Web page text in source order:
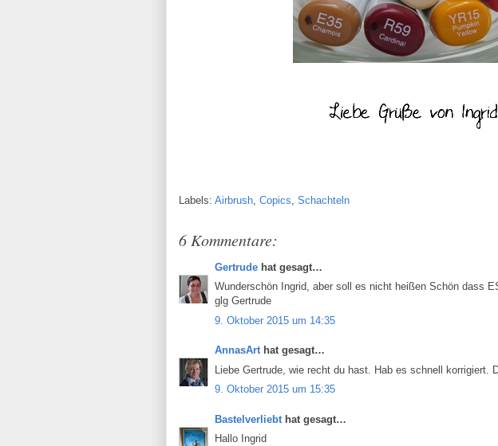
Labels: Airbrush Copics Schachteln
6 Kommentare:
Gertrude hat gesagt…
Wunderschön Ingrid, aber soll es nicht heißen Schön dass
glg Gertrude
9. Oktober 2015 um 14:35
AnnasArthat gesagt…
Liebe Gertrude, wie recht du hast. Hab es schnell korrigiert.
9. Oktober 2015 um 15:35
Bastelverliebt hat gesagt…
Hallo Ingrid